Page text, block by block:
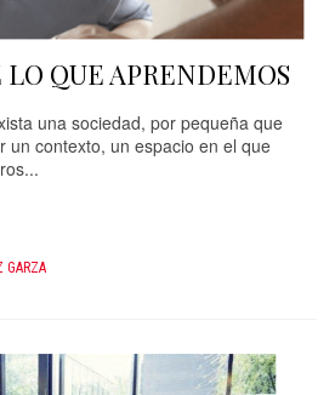
QUE APRENDEMOS
una sociedad, por pequeña que
un contexto, un espacio en el que
GARZA